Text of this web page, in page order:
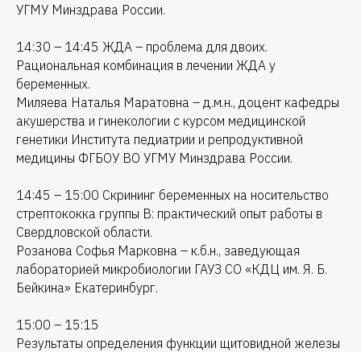
УГМУ Минздрава России.
14:30 – 14:45 ЖДА – проблема для двоих.
Рациональная комбинация в лечении ЖДА у
беременных.
Миляева Наталья Маратовна – д.м.н., доцент кафедры
акушерства и гинекологии с курсом медицинской
генетики Института педиатрии и репродуктивной
медицины ФГБОУ ВО УГМУ Минздрава России.
14:45 – 15:00 Скрининг беременных на носительство
стрептококка группы В: практический опыт работы в
Свердловской области.
Розанова Софья Марковна – к.б.н., заведующая
лабораторией микробиологии ГАУЗ СО «КДЦ им. Я. Б.
Бейкина» Екатеринбург.
15:00 – 15:15
Результаты определения функции щитовидной железы